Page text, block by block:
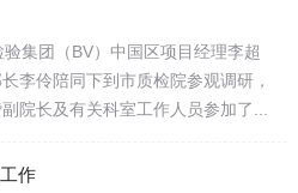
集团（BV）中国区项目经理李超
李伶陪同下到市质检院参观调研，
院长及有关科室工作人员参加了...
作